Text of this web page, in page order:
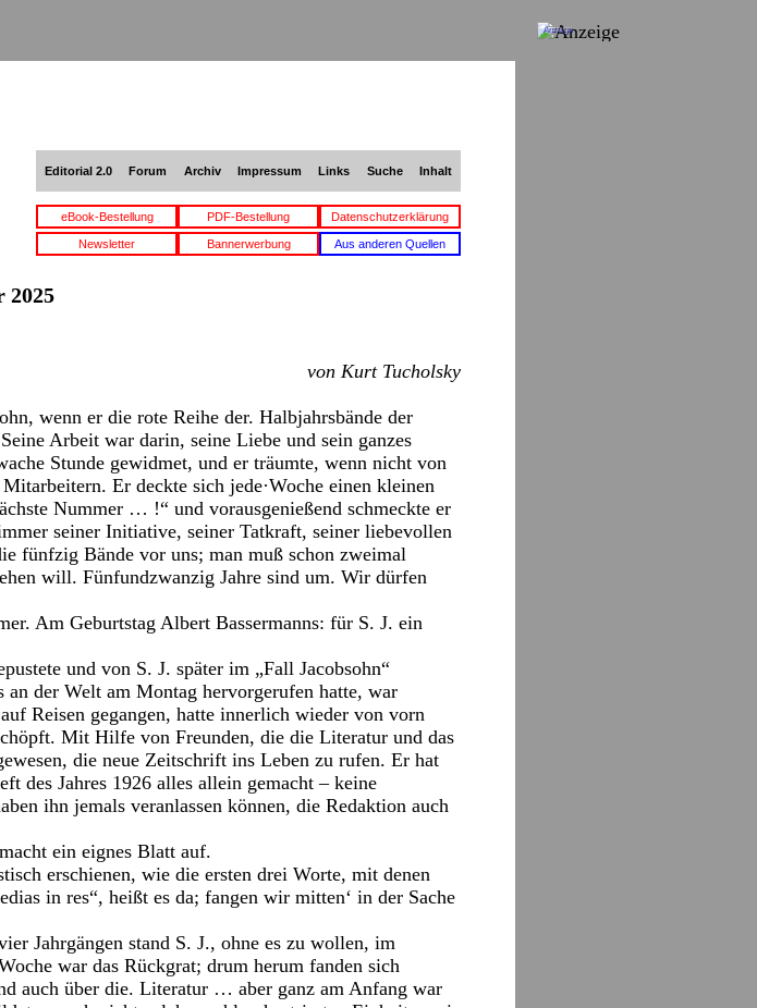
Editorial 2.0 Forum Archiv Impressum Links Suche Inhalt
eBook-Bestellung PDF-Bestellung Datenschutzerklärung
Newsletter Bannerwerbung Aus anderen Quellen
2025
von Kurt Tucholsky
wenn er die rote Reihe der. Halbjahrsbände der
Arbeit war darin, seine Liebe und sein ganzes
Stunde gewidmet, und er träumte, wenn nicht von
Er deckte sich jede·Woche einen kleinen
Nummer … !“ und vorausgenießend schmeckte er
seiner Initiative, seiner Tatkraft, seiner liebevollen
fünfzig Bände vor uns; man muß schon zweimal
will. Fünfundzwanzig Jahre sind um. Wir dürfen
Am Geburtstag Albert Bassermanns: für S. J. ein
und von S. J. später im „Fall Jacobsohn“
der Welt am Montag hervorgerufen hatte, war
Reisen gegangen, hatte innerlich wieder von vorn
Mit Hilfe von Freunden, die die Literatur und das
die neue Zeitschrift ins Leben zu rufen. Er hat
des Jahres 1926 alles allein gemacht – keine
ihn jemals veranlassen können, die Redaktion auch
ein eignes Blatt auf.
erschienen, wie die ersten drei Worte, mit denen
in res“, heißt es da; fangen wir mitten‘ in der Sache
Jahrgängen stand S. J., ohne es zu wollen, im
war das Rückgrat; drum herum fanden sich
auch über die. Literatur … aber ganz am Anfang war
Anzeige